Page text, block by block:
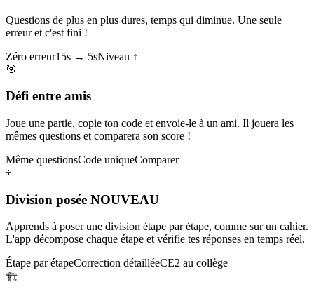
Questions de plus en plus dures, temps qui diminue. Une seule
erreur et c'est fini !
Zéro erreur15s → 5sNiveau ↑
🎯
Défi entre amis
Joue une partie, copie ton code et envoie-le à un ami. Il jouera les
mêmes questions et comparera son score !
Même questionsCode uniqueComparer
÷
Division posée NOUVEAU
Apprends à poser une division étape par étape, comme sur un cahier.
L'app décompose chaque étape et vérifie tes réponses en temps réel.
Étape par étapeCorrection détailléeCE2 au collège
🏗️